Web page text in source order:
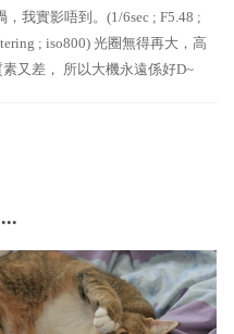
，我實影唔到。(1/6sec ; F5.48 ;
; iso800) 光圈無得再大，高
素又差， 所以大機永遠係好D~